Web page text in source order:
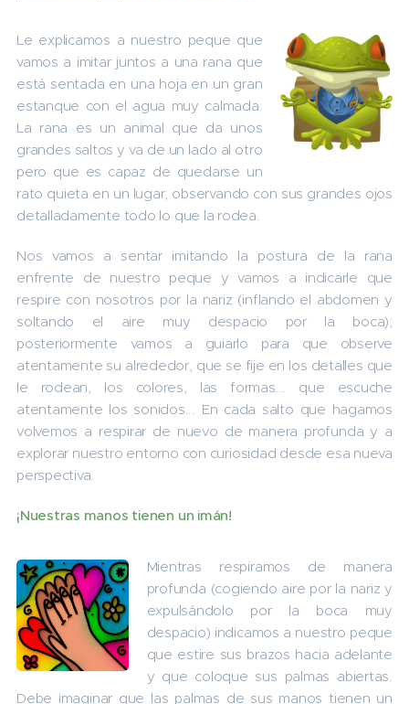
Le explicamos a nuestro peque que
vamos a imitar juntos a una rana que
está sentada en una hoja en un gran
estanque con el agua muy calmada.
La rana es un animal que da unos
grandes saltos y va de un lado al otro
pero que es capaz de quedarse un
rato quieta en un lugar, observando con sus grandes ojos
detalladamente todo lo que la rodea.
Nos vamos a sentar imitando la postura de la rana
enfrente de nuestro peque y vamos a indicarle que
respire con nosotros por la nariz (inflando el abdomen y
soltando el aire muy despacio por la boca);
posteriormente vamos a guiarlo para que observe
atentamente su alrededor, que se fije en los detalles que
le rodean, los colores, las formas... que escuche
atentamente los sonidos... En cada salto que hagamos
volvemos a respirar de nuevo de manera profunda y a
explorar nuestro entorno con curiosidad desde esa nueva
perspectiva.
¡Nuestras manos tienen un imán!
Mientras respiramos de manera
profunda (cogiendo aire por la nariz y
expulsándolo por la boca muy
despacio) indicamos a nuestro peque
que estire sus brazos hacia adelante
y que coloque sus palmas abiertas.
Debe imaginar que las palmas de sus manos tienen un